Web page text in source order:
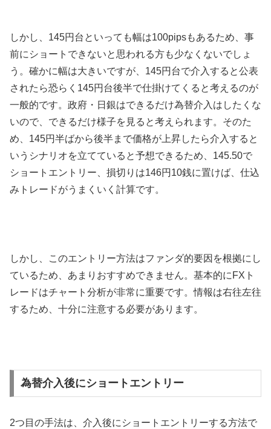
しかし、 145円台といっても幅は100pipsもあるため、事
前にショートできないと思われる方も少なくないでしょ
う。確かに幅は大きいですが、 145円台で介入すると公表
されたら恐らく 145円台後半で仕掛けてくると考えるのが
一般的です。政府・日銀はできるだけ為替介入はしたくな
いので、できるだけ様子を見ると考えられます。そのた
め、 145円半ばから後半まで価格が上昇したら介入すると
いうシナリオを立てていると予想できるため、 145.50で
ショートエントリー、損切りは146円 10銭に置けば、仕込
みトレードがうまくいく計算です。
しかし、このエントリー方法はファンダ的要因を根拠にし
ているため、あまりおすすめできません。基本的に FX ト
レードはチャート分析が非常に重要です。情報は右往左往
するため、十分に注意する必要があります。
為替介入後にショートエントリー
2つ目の手法は、介入後にショートエントリーする方法で